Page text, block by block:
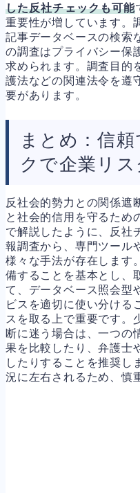
した反社チェックも可能
重要性が増しています。
記事データベースの検索
の調査はプライバシー保
求められます。調査目的
護法などの関連法令を遵
要があります。
まとめ：信
クで企業リ
反社会的勢力との関係遮
と社会的信用を守るため
で解説したように、反社
報調査から、専門ツール
様々な手法が存在します
備することを基本とし、
て、データベース照会型
ビスを適切に使い分ける
スを取る上で重要です。
断に迷う場合は、一つの
果を比較したり、弁護士
したりすることを推奨し
況に左右されるため、慎